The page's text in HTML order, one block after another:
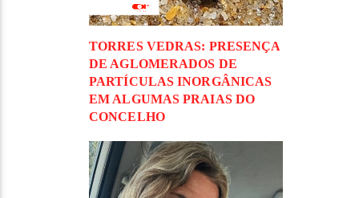
TORRES VEDRAS: PRESENÇA
DE AGLOMERADOS DE
PARTÍCULAS INORGÂNICAS
EM ALGUMAS PRAIAS DO
CONCELHO